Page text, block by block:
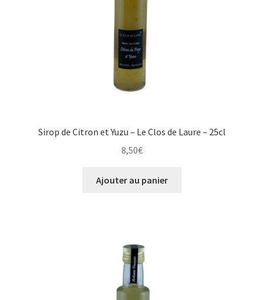
Sirop de Citron et Yuzu – Le Clos de Laure – 25cl
8,50€
Ajouter au panier